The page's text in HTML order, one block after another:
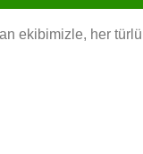
ekibimizle, her